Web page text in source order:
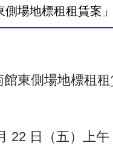
側場地標租租賃
東側場地標租
22 日（五）上